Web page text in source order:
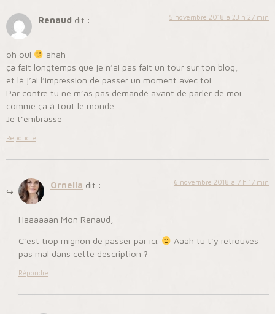
Renaud dit : 5 novembre 2018 à 23 h 27 min
oh oui
ahah
ça fait longtemps que je n’ai pas fait un tour sur ton blog,
et là j’ai l’impression de passer un moment avec toi.
Par contre tu ne m’as pas demandé avant de parler de moi
comme ça à tout le monde
Je t’embrasse
Répondre
Ornella dit : 6 novembre 2018 à 7 h 17 min
Haaaaaan Mon Renaud,
C’est trop mignon de passer par ici.
Aaah tu t’y retrouves
pas mal dans cette description ?
Répondre